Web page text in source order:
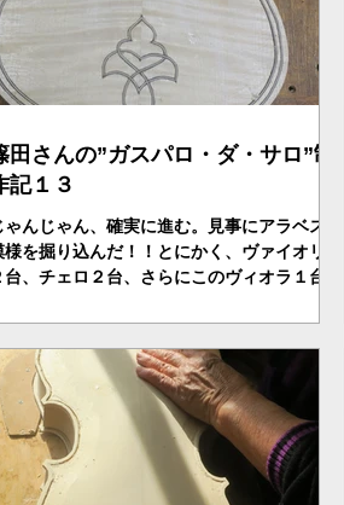
田さんの”ガスパロ・ダ・サロ”制
記１３
ゃんじゃん、確実に進む。見事にアラベスク
様を掘り込んだ！！とにかく、ヴァイオリン
台、チェロ２台、さらにこのヴィオラ１台、
。